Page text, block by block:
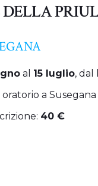
DELLA
al 15 luglio, dal
oratorio a
40 €